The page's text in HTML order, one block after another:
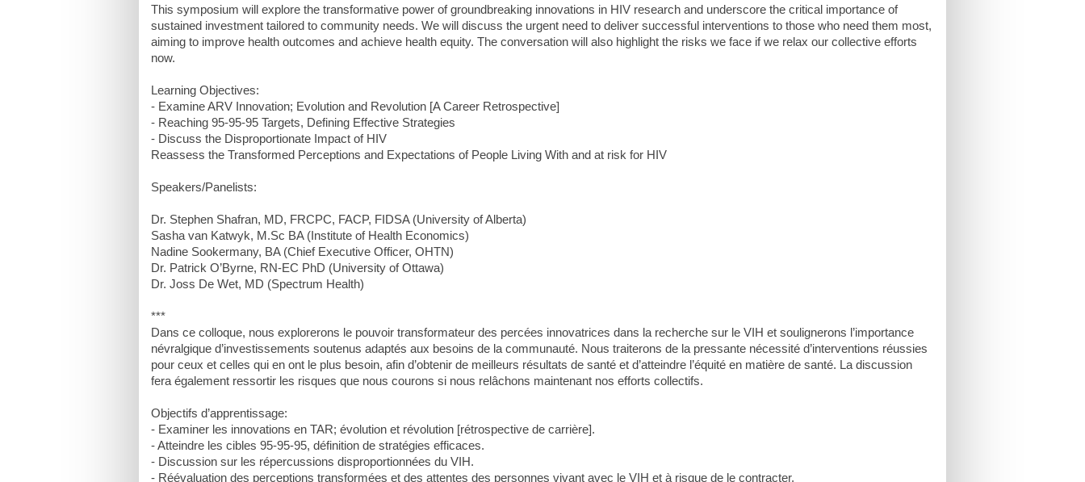
This symposium will explore the transformative power of groundbreaking innovations in HIV research and underscore the critical importance of
sustained investment tailored to community needs. We will discuss the urgent need to deliver successful interventions to those who need them most,
aiming to improve health outcomes and achieve health equity. The conversation will also highlight the risks we face if we relax our collective efforts
now.
Learning Objectives:
- Examine ARV Innovation; Evolution and Revolution [A Career Retrospective]
- Reaching 95-95-95 Targets, Defining Effective Strategies
- Discuss the Disproportionate Impact of HIV
Reassess the Transformed Perceptions and Expectations of People Living With and at risk for HIV
Speakers/Panelists:
Dr. Stephen Shafran, MD, FRCPC, FACP, FIDSA (University of Alberta)
Sasha van Katwyk, M.Sc BA (Institute of Health Economics)
Nadine Sookermany, BA (Chief Executive Officer, OHTN)
Dr. Patrick O’Byrne, RN-EC PhD (University of Ottawa)
Dr. Joss De Wet, MD (Spectrum Health)
***
Dans ce colloque, nous explorerons le pouvoir transformateur des percées innovatrices dans la recherche sur le VIH et soulignerons l’importance
névralgique d’investissements soutenus adaptés aux besoins de la communauté. Nous traiterons de la pressante nécessité d’interventions réussies
pour ceux et celles qui en ont le plus besoin, afin d’obtenir de meilleurs résultats de santé et d’atteindre l’équité en matière de santé. La discussion
fera également ressortir les risques que nous courons si nous relâchons maintenant nos efforts collectifs.
Objectifs d’apprentissage:
- Examiner les innovations en TAR; évolution et révolution [rétrospective de carrière].
- Atteindre les cibles 95-95-95, définition de stratégies efficaces.
- Discussion sur les répercussions disproportionnées du VIH.
- Réévaluation des perceptions transformées et des attentes des personnes vivant avec le VIH et à risque de le contracter.